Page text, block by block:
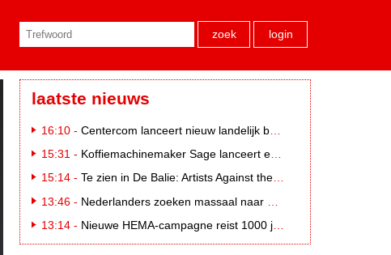
zoek login
laatste nieuws
16:10 - Centercom lanceert nieuw landelijk buitereclamenetwerk: City Cubes
15:31 - Koffiemachinemaker Sage lanceert e-commerceplatform voor koffieliefhebbers
15:14 - Te zien in De Balie: Artists Against the Kremlin III
13:46 - Nederlanders zoeken massaal naar eclipsbrillen op Marktplaats
13:14 - Nieuwe HEMA-campagne reist 1000 jaar terug in de tijd naar 'Hemastein'